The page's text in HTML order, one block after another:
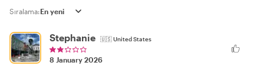
Sıralama:
Stephanie 🇺🇸United States
8 January 2026